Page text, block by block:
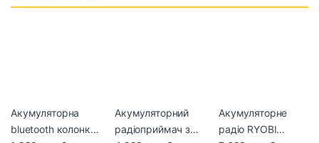
Акумуляторна
bluetooth колонка
Акумуляторний
радіоприймач з
Акумуляторне
радіо RYOBI